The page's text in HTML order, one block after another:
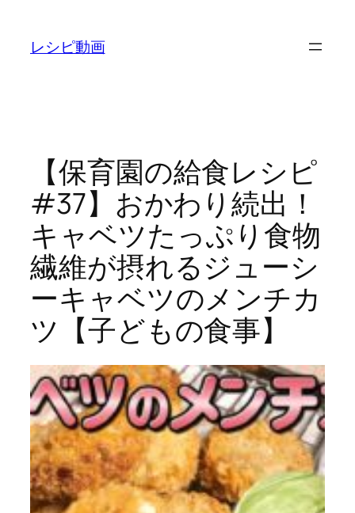
レシピ動画
【保育園の給食レシピ
#37】おかわり続出！
キャベツたっぷり食物
繊維が摂れるジューシ
ーキャベツのメンチカ
ツ【子どもの食事】